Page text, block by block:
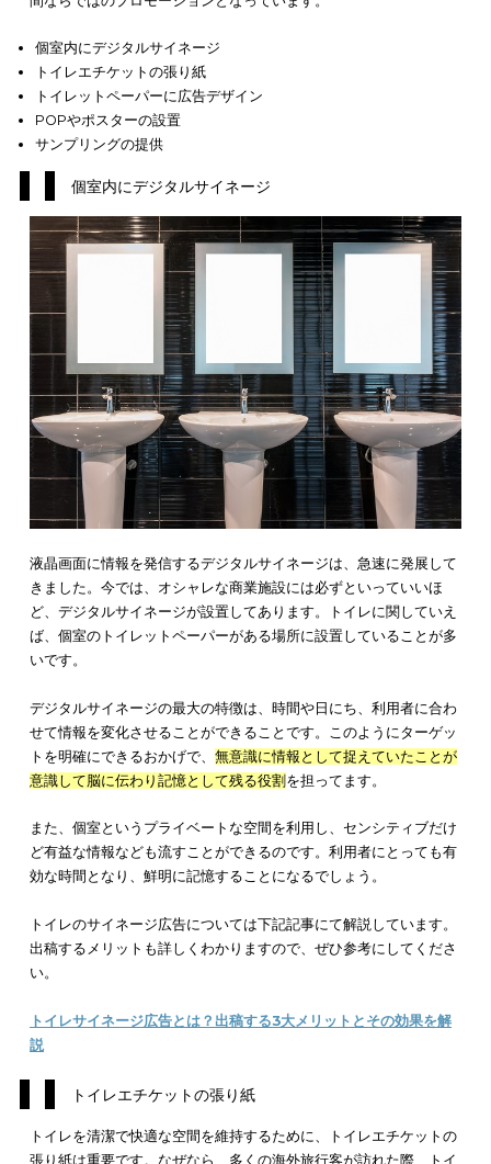
トイレでのプロモーションのアイデア
トイレでのプロモーションはとても有効的です。そして、企業
ってはさらなるマーケティングを広げる手段のひとつ だと理解
ことができたと思います。
それらを具現化することによって、 明確なビジネス戦略 を立て
るのではないでしょうか。本記事で紹介するアイデアは、すで
践されているアイデアばかりです。どのアイデアもプライベー
間ならではのプロモーションとなっています。
トイレエチケットの張り紙
トイレットペーパーに広告デザイン
POPやポスターの設置
個室内にデジタルサイネージ